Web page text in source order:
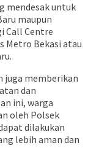
mendesak untuk
maupun
Call Centre
Metro Bekasi atau
juga memberikan
dan
ini, warga
oleh Polsek
dilakukan
lebih aman dan